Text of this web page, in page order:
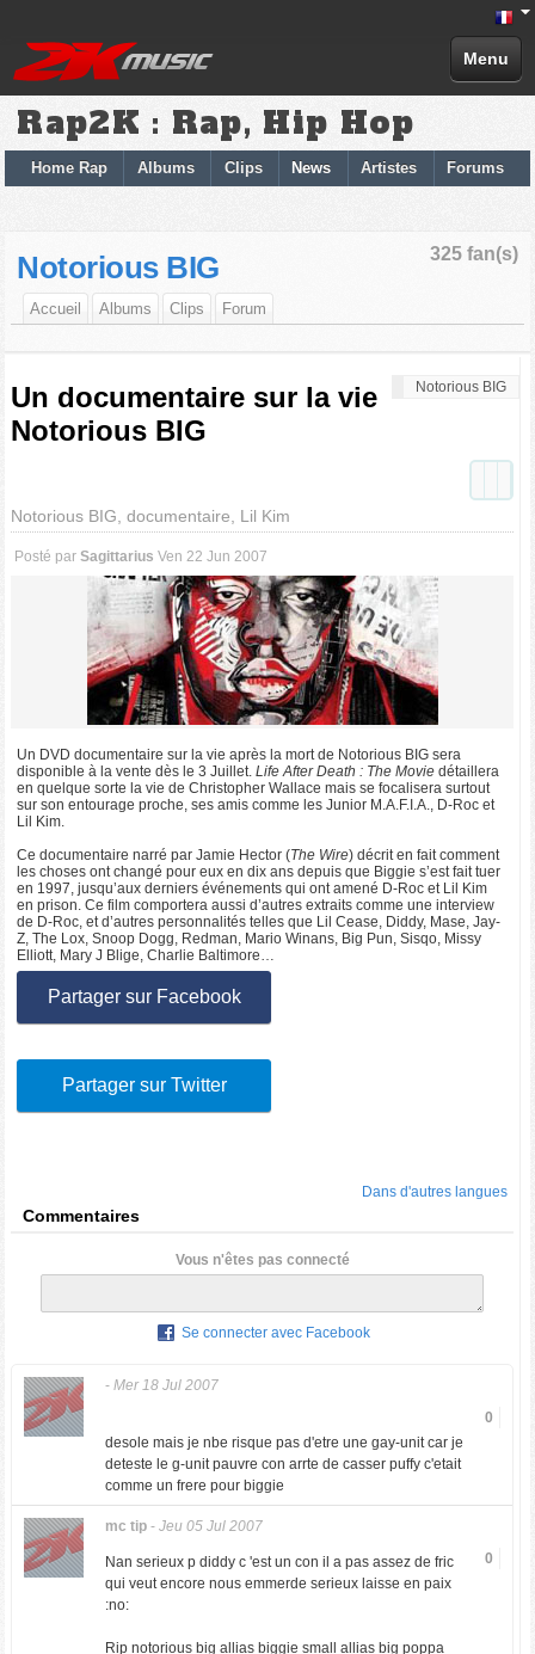
Menu
Rap2K : Rap, Hip Hop
Home Rap Albums Clips News Artistes Forums
325 fan(s)
Notorious BIG
Accueil Albums Clips Forum
Notorious BIG
Un documentaire sur la vie
Notorious BIG
Notorious BIG, documentaire, Lil Kim
Posté parSagittarius Ven 22 Jun 2007
Un DVD documentaire sur la vie après la mort de Notorious BIG sera
disponible à la vente dès le 3 Juillet.Life After Death : The Movie détaillera
en quelque sorte la vie de Christopher Wallace mais se focalisera surtout
sur son entourage proche, ses amis comme les Junior M.A.F.I.A., D-Roc et
Lil Kim.
Ce documentaire narré par Jamie Hector (The Wire) décrit en fait comment
les choses ont changé pour eux en dix ans depuis que Biggie s’est fait tuer
en 1997, jusqu’aux derniers événements qui ont amené D-Roc et Lil Kim
en prison. Ce film comportera aussi d’autres extraits comme une interview
de D-Roc, et d’autres personnalités telles que Lil Cease, Diddy, Mase, Jay-
Z, The Lox, Snoop Dogg, Redman, Mario Winans, Big Pun, Sisqo, Missy
Elliott, Mary J Blige, Charlie Baltimore…
Partager sur Facebook
Partager sur Twitter
Dans d'autres langues
Commentaires
Vous n'êtes pas connecté
Se connecter avec Facebook
- Mer 18 Jul 2007
0
desole mais je nbe risque pas d'etre une gay-unit car je
deteste le g-unit pauvre con arrte de casser puffy c'etait
comme un frere pour biggie
mc tip- Jeu 05 Jul 2007
0
Nan serieux p diddy c 'est un con il a pas assez de fric
qui veut encore nous emmerde serieux laisse en paix
:no:
Rip notorious big allias biggie small allias big poppa